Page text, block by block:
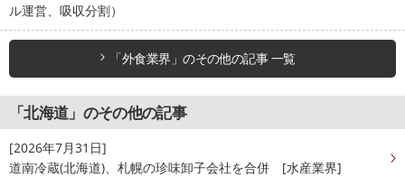
ル運営、吸収分割）
「外食業界」のその他の記事 一覧
「北海道」のその他の記事
[2026年7月31日]
道南冷蔵(北海道)、札幌の珍味卸子会社を合併 [水産業界]